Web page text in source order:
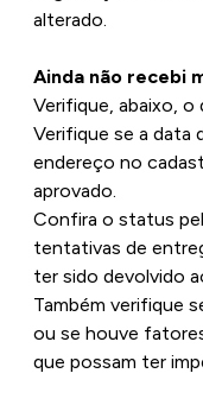
alterado.
Ainda não recebi
Verifique, abaixo,
Verifique se a data
endereço no
aprovado.
Confira o status
tentativas de
ter sido devolvido
Também verifique
ou se houve
que possam ter